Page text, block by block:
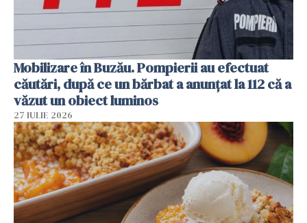
Mobilizare în Buzău. Pompierii au efectuat
căutări, după ce un bărbat a anunțat la 112 că a
văzut un obiect luminos
27 IULIE 2026